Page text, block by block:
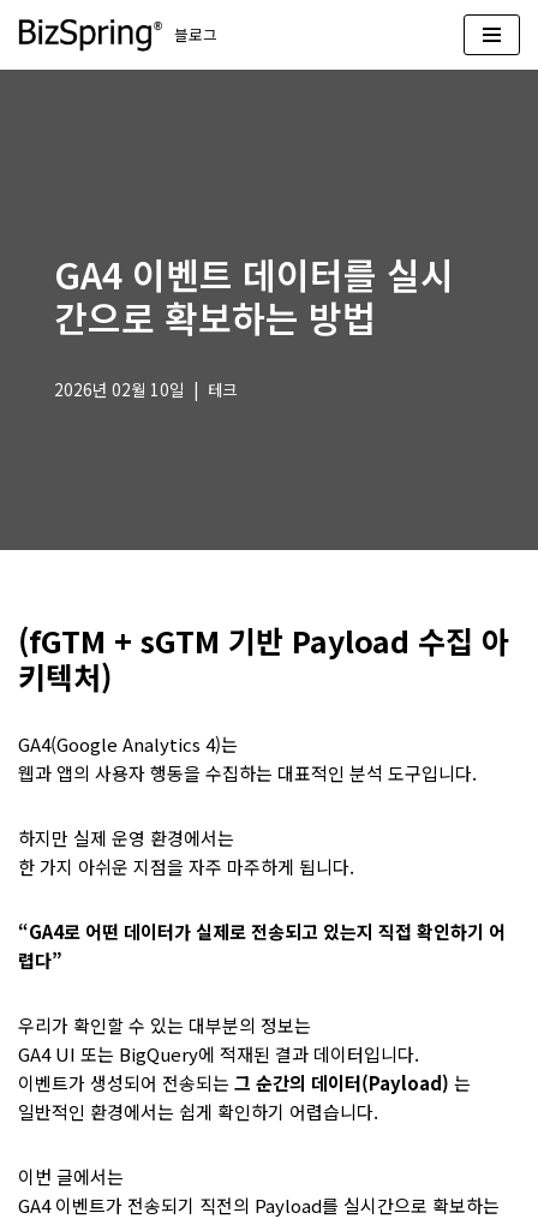
콘
블로그
GA4 이벤트 데이터를 실시
간으로 확보하는 방법
2026년 02월 10일 테크
(fGTM + sGTM 기반 Payload 수집 아
키텍처)
GA4(Google Analytics 4)는
웹과 앱의 사용자 행동을 수집하는 대표적인 분석 도구입니다.
하지만 실제 운영 환경에서는
한 가지 아쉬운 지점을 자주 마주하게 됩니다.
“GA4로 어떤 데이터가 실제로 전송되고 있는지 직접 확인하기 어
렵다”
우리가 확인할 수 있는 대부분의 정보는
GA4 UI 또는 BigQuery에 적재된 결과 데이터입니다.
이벤트가 생성되어 전송되는 그 순간의 데이터(Payload) 는
일반적인 환경에서는 쉽게 확인하기 어렵습니다.
이번 글에서는
GA4 이벤트가 전송되기 직전의 Payload를 실시간으로 확보하는